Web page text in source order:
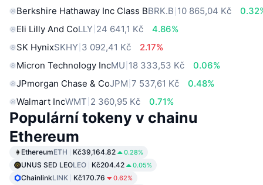
Berkshire Hathaway Inc Class BBRK.B 10 865,04 Kč
Eli Lilly And CoLLY 24 641,1 Kč
4.86%
SK HynixSKHY 3 092,41 Kč
2.17%
Micron Technology IncMU 18 333,53 Kč
0.06%
JPmorgan Chase & CoJPM 7 537,61 Kč
0.48%
Walmart IncWMT 2 360,95 Kč 0.71%
Populární tokeny v chainu
Ethereum
EthereumETH Kč39,164.82 0.28%
UNUS SED LEOLEO Kč204.42 0.05%
ChainlinkLINK Kč170.76 0.62%